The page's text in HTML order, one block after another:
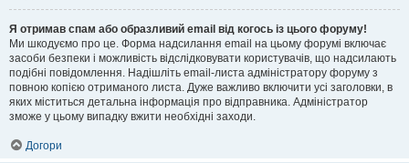
Я отримав спам або образливий email від когось із цього форуму!
Ми шкодуємо про це. Форма надсилання email на цьому форумі включає
засоби безпеки і можливість відслідковувати користувачів, що надсилають
подібні повідомлення. Надішліть email-листа адміністратору форуму з
повною копією отриманого листа. Дуже важливо включити усі заголовки, в
яких міститься детальна інформація про відправника. Адміністратор
зможе у цьому випадку вжити необхідні заходи.
Догори